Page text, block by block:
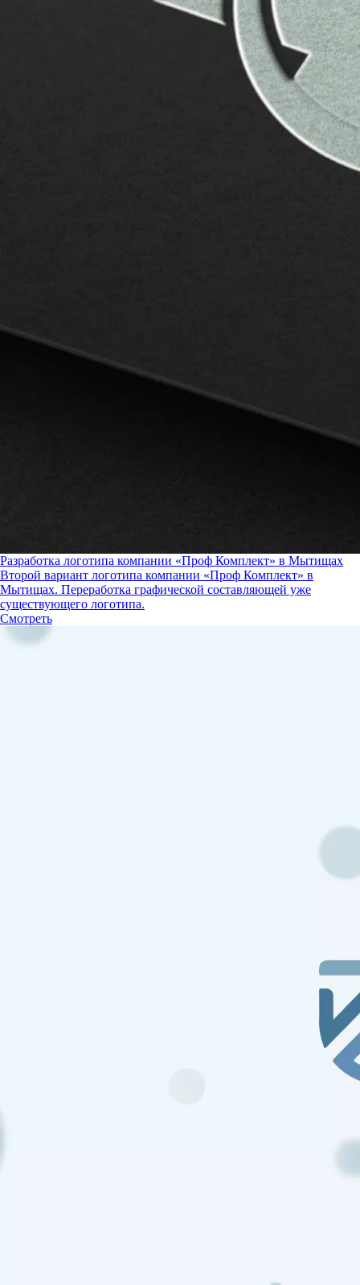
Разработка логотипа компании «Проф Комплект» в Мытищах
Второй вариант логотипа компании «Проф Комплект» в
Мытищах. Переработка графической составляющей уже
существующего логотипа.
Смотреть